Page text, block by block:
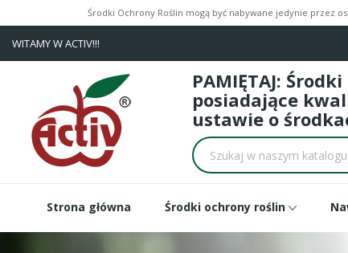
Środki Ochrony Roślin mogą być nabywane jedynie przez
WITAMY W ACTIV!!!
PAMIĘTAJ:
posiadające
ustawie o
Strona główna Środki ochrony roślin